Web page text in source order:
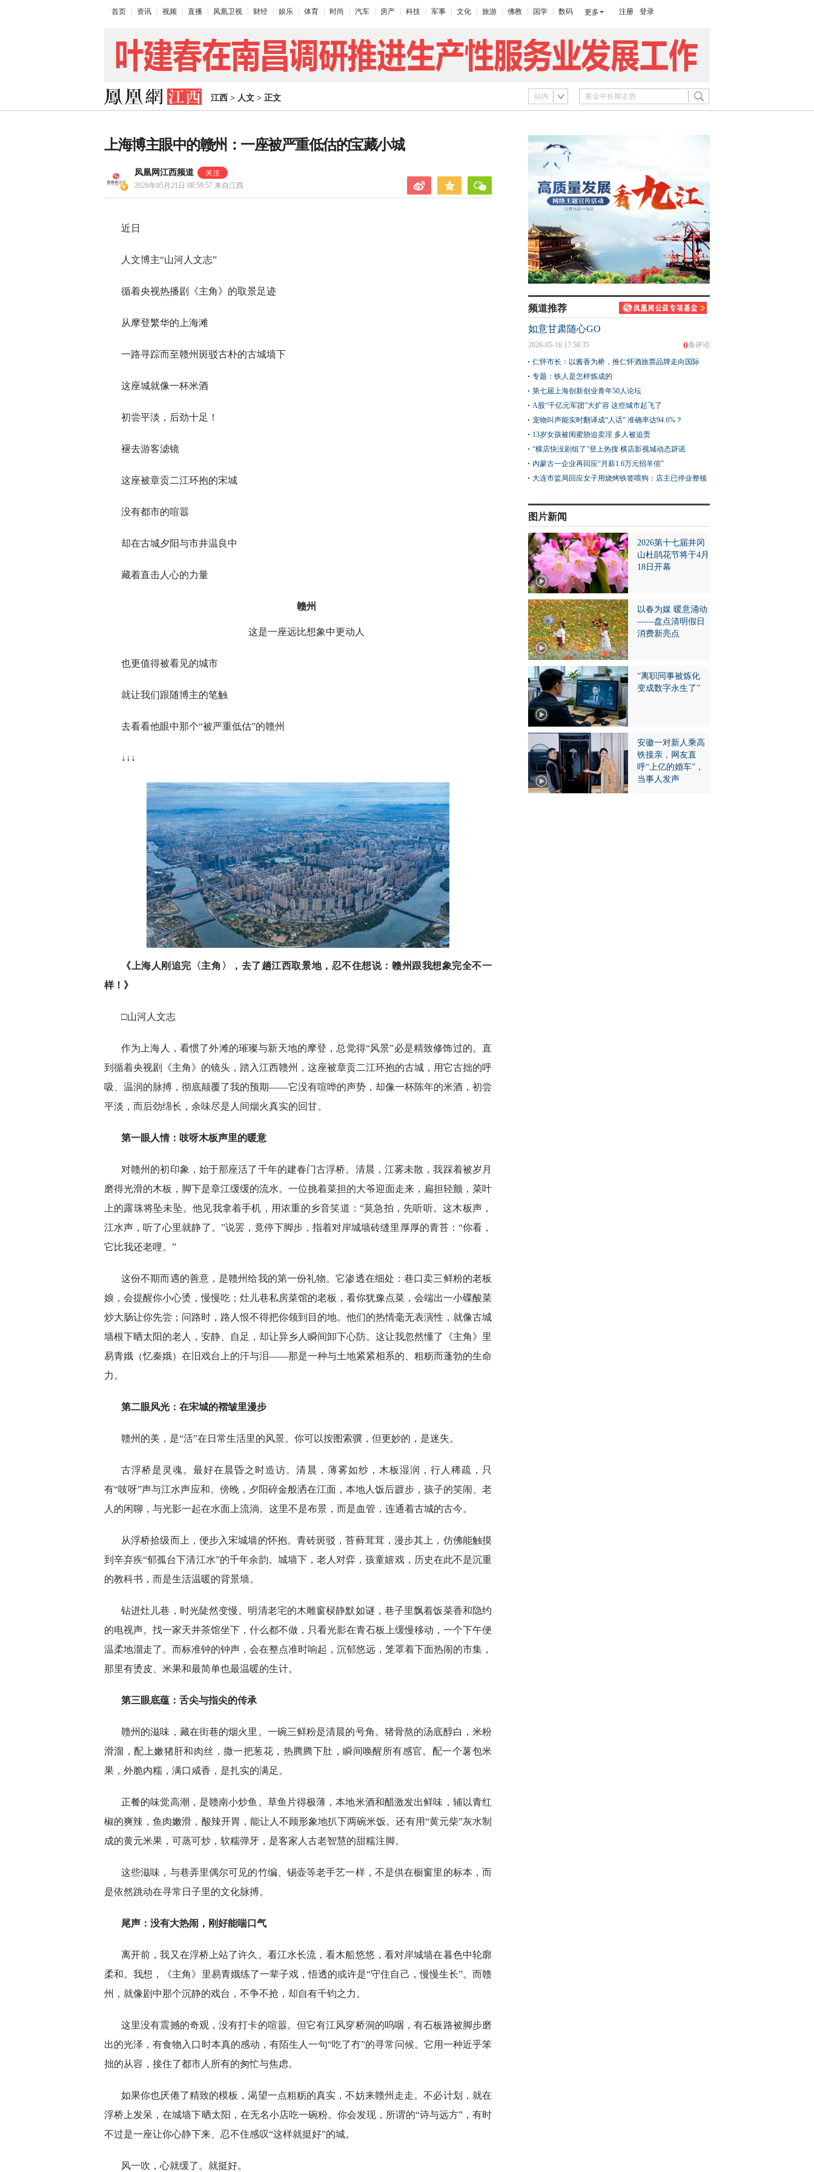
首页 资讯 视频 直播 凤凰卫视 财经 娱乐 体育 时尚 汽车 房产 科技 军事 文化 旅游 佛教 国学 数码 更多 注册 登录
江西 > 人文 > 正文 站内
上海博主眼中的赣州：一座被严重低估的宝藏小城
凤凰网江西频道
2026年05月21日 08:59:57 来自江西
近日
人文博主“山河人文志”
循着央视热播剧《主角》的取景足迹
从摩登繁华的上海滩
一路寻踪而至赣州斑驳古朴的古城墙下
这座城就像一杯米酒
初尝平淡，后劲十足！
褪去游客滤镜
这座被章贡二江环抱的宋城
没有都市的喧嚣
却在古城夕阳与市井温良中
藏着直击人心的力量
赣州
这是一座远比想象中更动人
也更值得被看见的城市
就让我们跟随博主的笔触
去看看他眼中那个“被严重低估”的赣州
↓↓↓
《上海人刚追完〈主角〉，去了趟江西取景地，忍不住想说：赣州跟我想象完全不一
样！》
□山河人文志
作为上海人，看惯了外滩的璀璨与新天地的摩登，总觉得“风景”必是精致修饰过的。直
到循着央视剧《主角》的镜头，踏入江西赣州，这座被章贡二江环抱的古城，用它古拙的呼
吸、温润的脉搏，彻底颠覆了我的预期——它没有喧哗的声势，却像一杯陈年的米酒，初尝
平淡，而后劲绵长，余味尽是人间烟火真实的回甘。
第一眼人情：吱呀木板声里的暖意
对赣州的初印象，始于那座活了千年的建春门古浮桥。清晨，江雾未散，我踩着被岁月
磨得光滑的木板，脚下是章江缓缓的流水。一位挑着菜担的大爷迎面走来，扁担轻颤，菜叶
上的露珠将坠未坠。他见我拿着手机，用浓重的乡音笑道：“莫急拍，先听听。这木板声，
江水声，听了心里就静了。”说罢，竟停下脚步，指着对岸城墙砖缝里厚厚的青苔：“你看，
它比我还老哩。”
这份不期而遇的善意，是赣州给我的第一份礼物。它渗透在细处：巷口卖三鲜粉的老板
娘，会提醒你小心烫，慢慢吃；灶儿巷私房菜馆的老板，看你犹豫点菜，会端出一小碟酸菜
炒大肠让你先尝；问路时，路人恨不得把你领到目的地。他们的热情毫无表演性，就像古城
墙根下晒太阳的老人，安静、自足，却让异乡人瞬间卸下心防。这让我忽然懂了《主角》里
易青娥（忆秦娥）在旧戏台上的汗与泪——那是一种与土地紧紧相系的、粗粝而蓬勃的生命
力。
第二眼风光：在宋城的褶皱里漫步
赣州的美，是“活”在日常生活里的风景。你可以按图索骥，但更妙的，是迷失。
古浮桥是灵魂。最好在晨昏之时造访。清晨，薄雾如纱，木板湿润，行人稀疏，只
有“吱呀”声与江水声应和。傍晚，夕阳碎金般洒在江面，本地人饭后踱步，孩子的笑闹、老
人的闲聊，与光影一起在水面上流淌。这里不是布景，而是血管，连通着古城的古今。
从浮桥拾级而上，便步入宋城墙的怀抱。青砖斑驳，苔藓茸茸，漫步其上，仿佛能触摸
到辛弃疾“郁孤台下清江水”的千年余韵。城墙下，老人对弈，孩童嬉戏，历史在此不是沉重
的教科书，而是生活温暖的背景墙。
钻进灶儿巷，时光陡然变慢。明清老宅的木雕窗棂静默如谜，巷子里飘着饭菜香和隐约
的电视声。找一家天井茶馆坐下，什么都不做，只看光影在青石板上缓慢移动，一个下午便
温柔地溜走了。而标准钟的钟声，会在整点准时响起，沉郁悠远，笼罩着下面热闹的市集，
那里有烫皮、米果和最简单也最温暖的生计。
第三眼底蕴：舌尖与指尖的传承
赣州的滋味，藏在街巷的烟火里。一碗三鲜粉是清晨的号角。猪骨熬的汤底醇白，米粉
滑溜，配上嫩猪肝和肉丝，撒一把葱花，热腾腾下肚，瞬间唤醒所有感官。配一个薯包米
果，外脆内糯，满口咸香，是扎实的满足。
正餐的味觉高潮，是赣南小炒鱼。草鱼片得极薄，本地米酒和醋激发出鲜味，辅以青红
椒的爽辣，鱼肉嫩滑，酸辣开胃，能让人不顾形象地扒下两碗米饭。还有用“黄元柴”灰水制
成的黄元米果，可蒸可炒，软糯弹牙，是客家人古老智慧的甜糯注脚。
这些滋味，与巷弄里偶尔可见的竹编、锡壶等老手艺一样，不是供在橱窗里的标本，而
是依然跳动在寻常日子里的文化脉搏。
尾声：没有大热闹，刚好能喘口气
离开前，我又在浮桥上站了许久。看江水长流，看木船悠悠，看对岸城墙在暮色中轮廓
柔和。我想，《主角》里易青娥练了一辈子戏，悟透的或许是“守住自己，慢慢生长”。而赣
州，就像剧中那个沉静的戏台，不争不抢，却自有千钧之力。
这里没有震撼的奇观，没有打卡的喧嚣。但它有江风穿桥洞的呜咽，有石板路被脚步磨
出的光泽，有食物入口时本真的感动，有陌生人一句“吃了冇”的寻常问候。它用一种近乎笨
拙的从容，接住了都市人所有的匆忙与焦虑。
如果你也厌倦了精致的模板，渴望一点粗粝的真实，不妨来赣州走走。不必计划，就在
浮桥上发呆，在城墙下晒太阳，在无名小店吃一碗粉。你会发现，所谓的“诗与远方”，有时
不过是一座让你心静下来、忍不住感叹“这样就挺好”的城。
风一吹，心就缓了。就挺好。
频道推荐
如意甘肃随心GO
0条评论
2026-05-16 17:58:35
仁怀市长：以酱香为桥，推仁怀酒旅票品牌走向国际
专题：铁人是怎样炼成的
第七届上海创新创业青年50人论坛
A股“千亿元军团”大扩容 这些城市起飞了
宠物叫声能实时翻译成“人话” 准确率达94.6%？
13岁女孩被闺蜜胁迫卖淫 多人被追责
“横店快没剧组了”登上热搜 横店影视城动态辟谣
内蒙古一企业再回应“月薪1.6万元招羊倌”
大连市监局回应女子用烧烤铁签喂狗：店主已停业整顿
图片新闻
2026第十七届井冈
山杜鹃花节将于4月
18日开幕
以春为媒 暖意涌动
——盘点清明假日
消费新亮点
“离职同事被炼化
变成数字永生了”
安徽一对新人乘高
铁接亲，网友直
呼“上亿的婚车”，
当事人发声